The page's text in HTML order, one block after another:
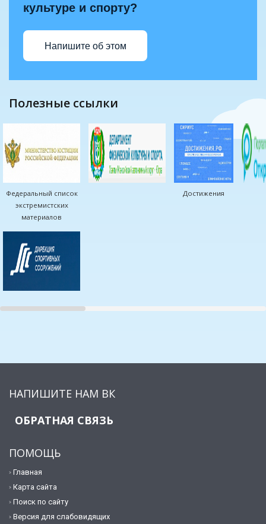
культуре и спорту?
Напишите об этом
полезные ссылки
Федеральный список
экстремистских
материалов
Достижения
НАПИШИТЕ НАМ ВК
ОБРАТНАЯ СВЯЗЬ
ПОМОЩЬ
Главная
Карта сайта
Поиск по сайту
Версия для слабовидящих